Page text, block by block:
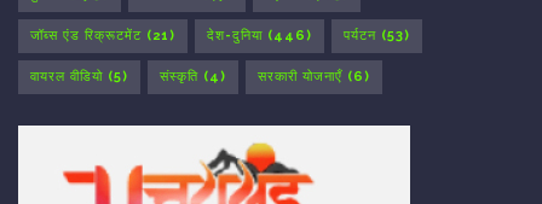
जॉब्स एंड रिक्रूटमेंट (21) देश-दुनिया (446) पर्यटन (53)
वायरल वीडियो (5) संस्कृति (4) सरकारी योजनाएँ (6)